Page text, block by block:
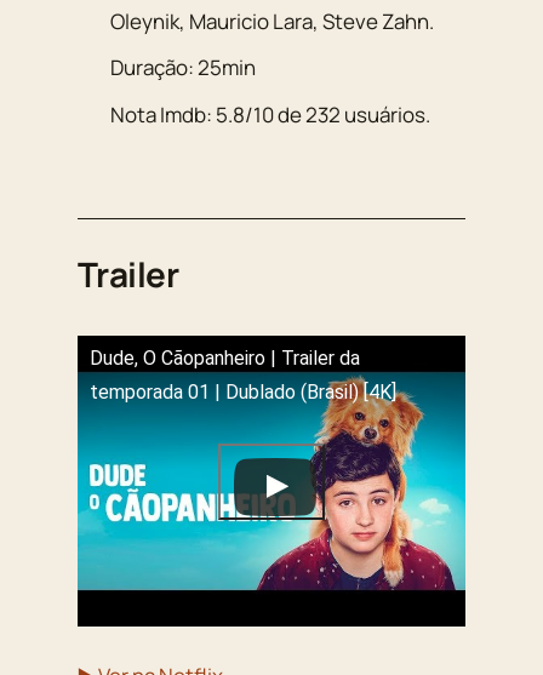
Oleynik, Mauricio Lara,Steve Zahn.
Duração:25min
Nota Imdb: 5.8/10de232 usuários.
Trailer
Dude, O Cãopanheiro | Trailer da
temporada 01 | Dublado (Brasil) [4K]